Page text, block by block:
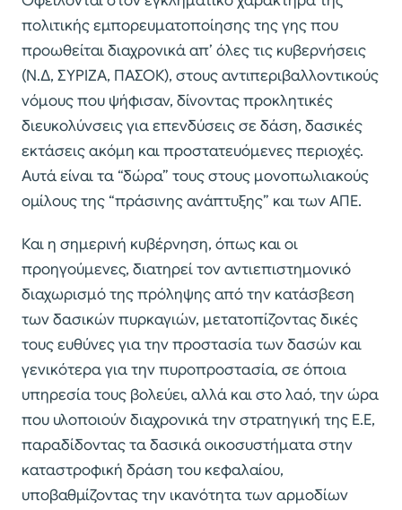
πολιτικής εμπορευματοποίησης της γης που
προωθείται διαχρονικά απ’ όλες τις κυβερνήσεις
(Ν.Δ, ΣΥΡΙΖΑ, ΠΑΣΟΚ), στους αντιπεριβαλλοντικούς
νόμους που ψήφισαν, δίνοντας προκλητικές
διευκολύνσεις για επενδύσεις σε δάση, δασικές
εκτάσεις ακόμη και προστατευόμενες περιοχές.
Αυτά είναι τα “δώρα” τους στους μονοπωλιακούς
ομίλους της “πράσινης ανάπτυξης” και των ΑΠΕ.
Και η σημερινή κυβέρνηση, όπως και οι
προηγούμενες, διατηρεί τον αντιεπιστημονικό
διαχωρισμό της πρόληψης από την κατάσβεση
των δασικών πυρκαγιών, μετατοπίζοντας δικές
τους ευθύνες για την προστασία των δασών και
γενικότερα για την πυροπροστασία, σε όποια
υπηρεσία τους βολεύει, αλλά και στο λαό, την ώρα
που υλοποιούν διαχρονικά την στρατηγική της Ε.Ε,
παραδίδοντας τα δασικά οικοσυστήματα στην
καταστροφική δράση του κεφαλαίου,
υποβαθμίζοντας την ικανότητα των αρμοδίων